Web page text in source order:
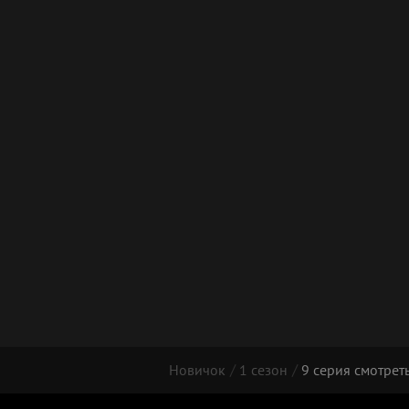
Новичок 1 сезон 9 серия